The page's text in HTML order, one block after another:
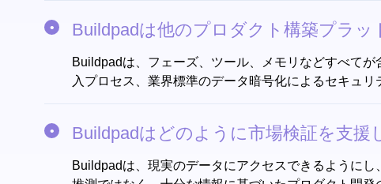
Buildpadは他のプロダクト構築プラ
Buildpadは、フェーズ、ツール、メモリなどすべて
入プロセス、業界標準のデータ暗号化によるセキュ
Buildpadはどのように市場検証を支援
Buildpadは、現実のデータにアクセスできるように